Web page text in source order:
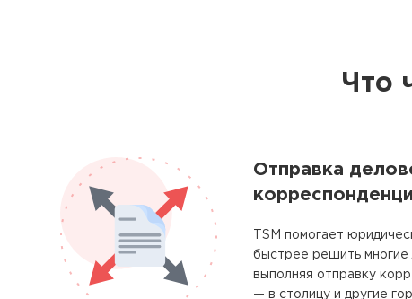
Что
Отправка
TSM помогает
быстрее решить многие
выполняя отправку
— в столицу и другие